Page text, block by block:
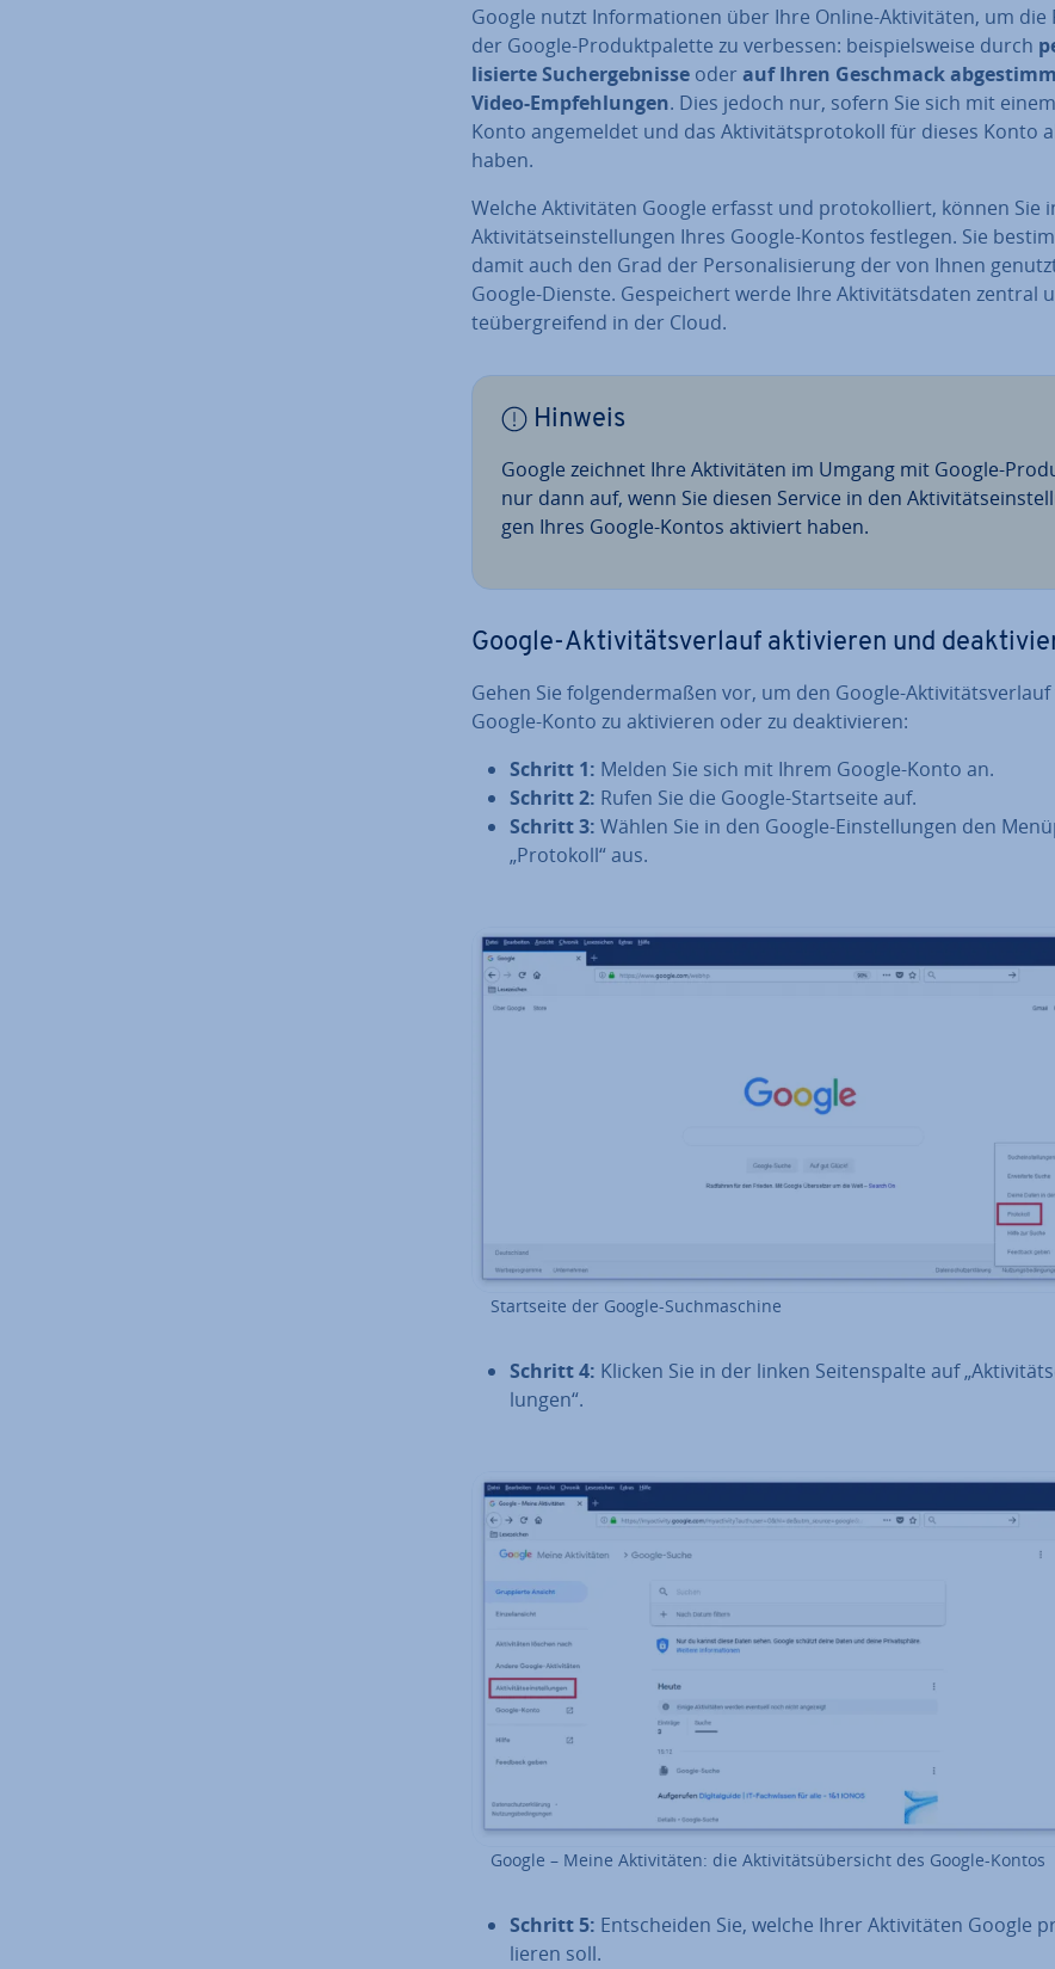
Google nutzt In­for­ma­tio­nen über Ihre Online-Ak­ti­vi­tä­ten, um die
der Google-Pro­dukt­pa­let­te zu verbessen: bei­spiels­wei­se durch
li­sier­te Such­ergeb­nis­se oder auf Ihren Geschmack
Video-Emp­feh­lun­gen. Dies jedoch nur, sofern Sie sich mit
Konto an­ge­mel­det und das Ak­ti­vi­täts­pro­to­koll für dieses Konto
haben.
Welche Ak­ti­vi­tä­ten Google erfasst und pro­to­kol­liert, können Sie
Ak­ti­vi­täts­ein­stel­lun­gen Ihres Google-Kontos festlegen. Sie
damit auch den Grad der Per­so­na­li­sie­rung der von Ihnen
Google-Dienste. Ge­spei­chert werde Ihre Ak­ti­vi­täts­da­ten zentral
te­über­grei­fend in der Cloud.
Hinweis
Google zeichnet Ihre Ak­ti­vi­tä­ten im Umgang mit Google-
nur dann auf, wenn Sie diesen Service in den
gen Ihres Google-Kontos aktiviert haben.
Google-Ak­ti­vi­täts­ver­lauf ak­ti­vie­ren und
Gehen Sie fol­gen­der­ma­ßen vor, um den Google-
Google-Konto zu ak­ti­vie­ren oder zu de­ak­ti­vie­ren:
Schritt 1: Melden Sie sich mit Ihrem Google-Konto an.
Schritt 2: Rufen Sie die Google-Start­sei­te auf.
Schritt 3: Wählen Sie in den Google-Ein­stel­lun­gen den
„Protokoll“ aus.
Start­sei­te der Google-Such­ma­schi­ne
Schritt 4: Klicken Sie in der linken Sei­ten­spal­te auf
lun­gen“.
Google – Meine Ak­ti­vi­tä­ten: die Ak­ti­vi­täts­über­sicht des Google-Kontos
Schritt 5: Ent­schei­den Sie, welche Ihrer Ak­ti­vi­tä­ten Google
lie­ren soll.